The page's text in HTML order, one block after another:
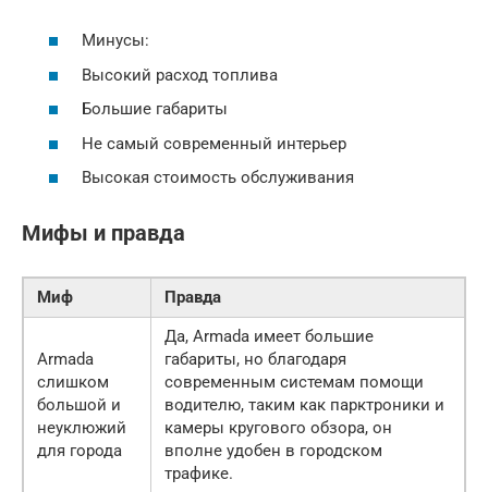
Минусы:
Высокий расход топлива
Большие габариты
Не самый современный интерьер
Высокая стоимость обслуживания
Мифы и правда
Миф Правда
Armada
слишком
большой и
неуклюжий
для города
Да, Armada имеет большие
габариты, но благодаря
современным системам помощи
водителю, таким как парктроники и
камеры кругового обзора, он
вполне удобен в городском
трафике.